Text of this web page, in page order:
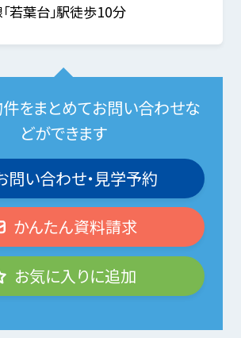
若葉台」駅徒歩10分
をまとめてお問い合わせな
どができます
問い合わせ・見学予約
かんたん資料請求
お気に入りに追加